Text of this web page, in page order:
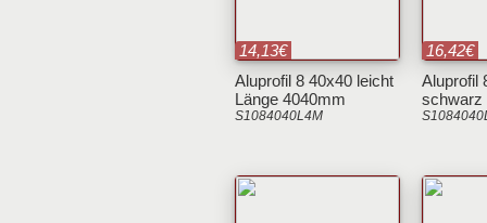
Aluprofil 8 40x40 leicht
Länge 4040mm
S1084040L4M
14,13€
Aluprofil
schwarz
16,42€